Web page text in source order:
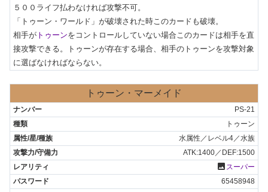
５００ライフ払わなければ攻撃不可。
「トゥーン・ワールド」が破壊された時このカードも破壊。
相手が トゥーンをコントロールしていない場合このカードは相手を直
接攻撃できる。トゥーンが存在する場合、相手のトゥーンを攻撃対象
に選ばなければならない。
トゥーン・マーメイド
PS-21
トゥーン
水属性／レベル4／水族
ATK:1400／DEF:1500
photo スーパー
65458948